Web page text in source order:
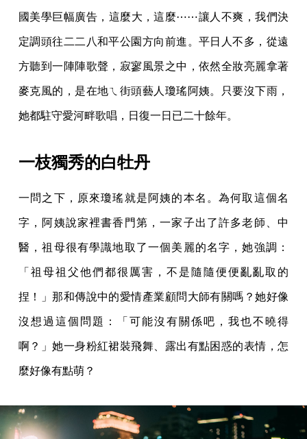
國美學巨幅廣告，這麼大，這麼⋯⋯讓人不爽，我們決
定調頭往二二八和平公園方向前進。平日人不多，從遠
方聽到一陣陣歌聲，寂寥風景之中，依然全妝亮麗拿著
麥克風的，是在地ㄟ街頭藝人瓊瑤阿姨。只要沒下雨，
她都駐守愛河畔歌唱，日復一日已二十餘年。
一枝獨秀的白牡丹
一問之下，原來瓊瑤就是阿姨的本名。為何取這個名
字，阿姨說家裡書香門第，一家子出了許多老師、中
醫，祖母很有學識地取了一個美麗的名字，她強調：
「祖母祖父他們都很厲害，不是隨隨便便亂亂取的
捏！」那和傳說中的愛情產業顧問大師有關嗎？她好像
沒想過這個問題：「可能沒有關係吧，我也不曉得
啊？」她一身粉紅裙裝飛舞、露出有點困惑的表情，怎
麼好像有點萌？